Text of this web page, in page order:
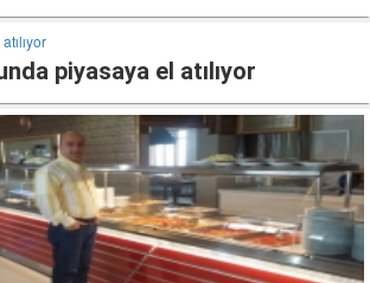
piyasaya el atılıyor